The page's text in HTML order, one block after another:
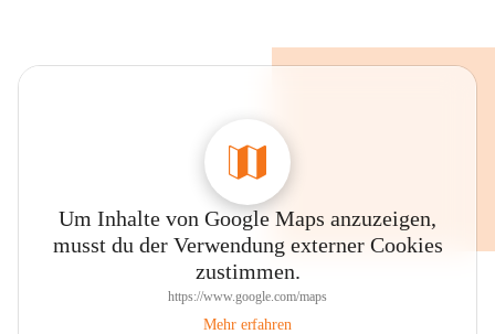
Um Inhalte von Google Maps anzuzeigen,
musst du der Verwendung externer Cookies
zustimmen.
https://www.google.com/maps
Mehr erfahren